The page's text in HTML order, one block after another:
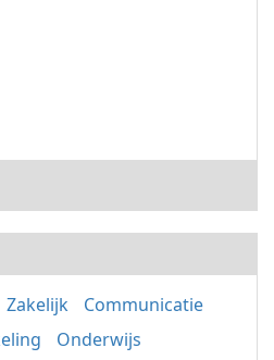
Zakelijk
Communicatie
Onderwijs